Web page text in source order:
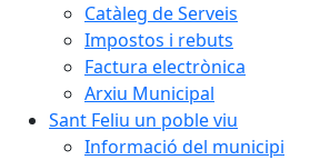
Catàleg de Serveis
Impostos i rebuts
Factura electrònica
Arxiu Municipal
Sant Feliu un poble viu
Informació del municipi